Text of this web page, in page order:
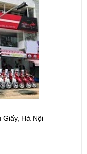
Hà Nội